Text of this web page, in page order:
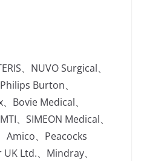
、NUVO Surgical、
Burton、
Bovie Medical、
、SIMEON Medical、
Amico、Peacocks
Ltd.、Mindray、